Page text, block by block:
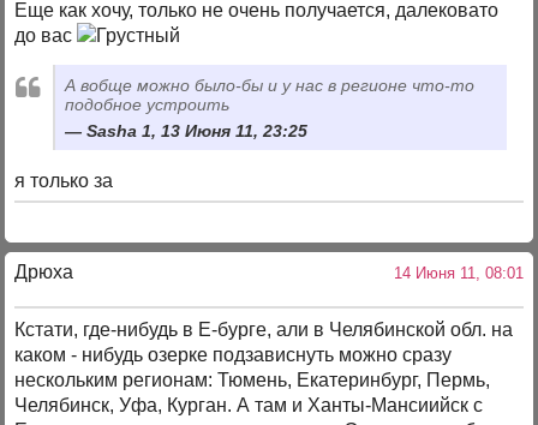
Еще как хочу, только не очень получается, далековато
до вас
А вобще можно было-бы и у нас в регионе что-то
подобное устроить
Sasha 1, 13 Июня 11, 23:25
я только за
Дрюха 14 Июня 11, 08:01
Кстати, где-нибудь в Е-бурге, али в Челябинской обл. на
каком - нибудь озерке подзависнуть можно сразу
нескольким регионам: Тюмень, Екатеринбург, Пермь,
Челябинск, Уфа, Курган. А там и Ханты-Мансиийск с